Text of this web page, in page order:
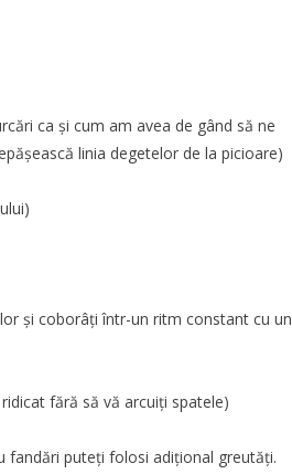
ca și cum am avea de gând să ne
linia degetelor de la picioare)
)
și coborâți într-un ritm constant cu un
fără să vă arcuiți spatele)
fandări puteți folosi adițional greutăți.